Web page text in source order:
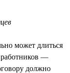
может длиться
работников —
должно